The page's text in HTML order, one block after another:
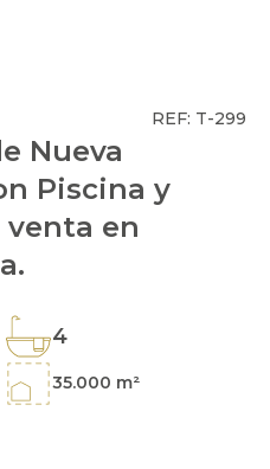
REF: T-299
Nueva
Piscina y
venta en
4
35.000 m²